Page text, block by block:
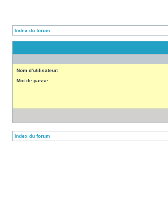
Index du forum
Nom d’utilisateur:
Mot de passe:
Index du forum